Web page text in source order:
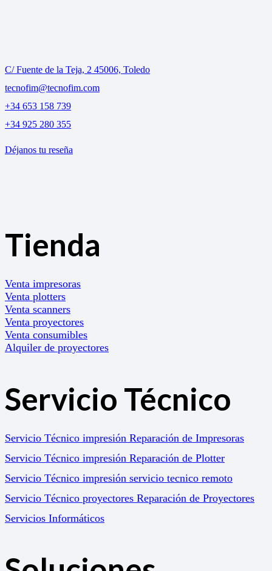
C/ Fuente de la Teja, 2 45006, Toledo
tecnofim@tecnofim.com
+34 653 158 739
+34 925 280 355
Déjanos tu reseña
Tienda
Venta impresoras
Venta plotters
Venta scanners
Venta proyectores
Venta consumibles
Alquiler de proyectores
Servicio Técnico
Servicio Técnico impresión Reparación de Impresoras
Servicio Técnico impresión Reparación de Plotter
Servicio Técnico impresión servicio tecnico remoto
Servicio Técnico proyectores Reparación de Proyectores
Servicios Informáticos